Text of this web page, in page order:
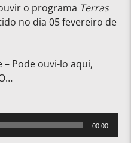
o programa Terras
no dia 05 fevereiro de
– Pode ouvi-lo aqui,
00:00